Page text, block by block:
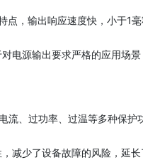
，输出响应速度快，小于1
电源输出要求严格的应用场景
流、过功率、过温等多种保护
减少了设备故障的风险，延长